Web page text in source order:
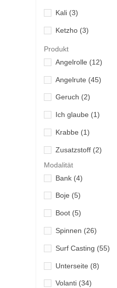
Kali (3)
Ketzho (3)
Lineaeffe
Painpeche(1)
Quantum (2)
Shimano(13)
Vercelli(3)
Yokozuna(3)
Produkt
Angelrolle (12)
Angelrute (45)
Geruch (2)
Ich glaube (1)
Krabbe (1)
Zusatzstoff (2)
Modalität
Bank (4)
Boje (5)
Boot (5)
Spinnen (26)
Surf Casting (55)
Unterseite (8)
Volanti (34)